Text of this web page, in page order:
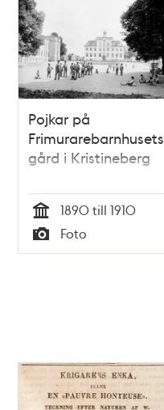
Pojkar på
Frimurarebarnhusets
gård i Kristineberg
Tid
1890 till 1910
Typ
Foto